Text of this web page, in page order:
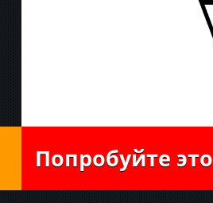
Попробуйте это